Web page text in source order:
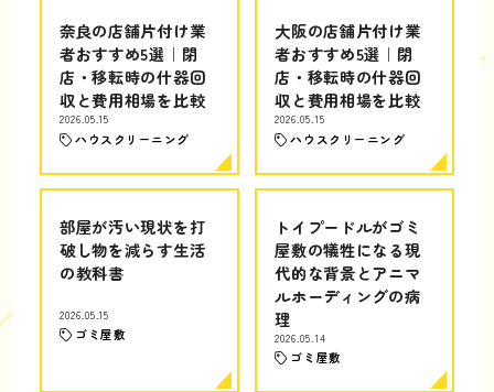
奈良の店舗片付け業
者おすすめ5選｜閉
店・移転時の什器回
収と費用相場を比較
2026.05.15
ハウスクリーニング
大阪の店舗片付け業
者おすすめ5選｜閉
店・移転時の什器回
収と費用相場を比較
2026.05.15
ハウスクリーニング
部屋が汚い現状を打
破し物を減らす生活
の教科書
2026.05.15
ゴミ屋敷
トイプードルがゴミ
屋敷の犠牲になる現
代的な背景とアニマ
ルホーディングの病
理
2026.05.14
ゴミ屋敷